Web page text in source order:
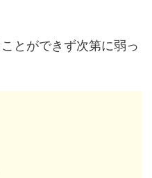
とができず次第に弱っ